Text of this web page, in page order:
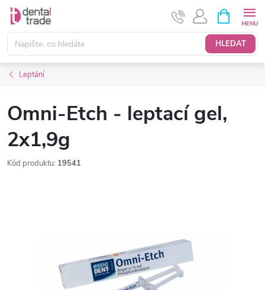
Přejít
obsah
HLEDAT
NÁKUPNÍ
KOŠÍK
Leptání
Omni-Etch - leptací gel,
2x1,9g
Kód produktu: 19541